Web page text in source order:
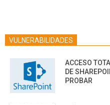
VULNERABILIDADES
ACCESO
DE
PROBAR